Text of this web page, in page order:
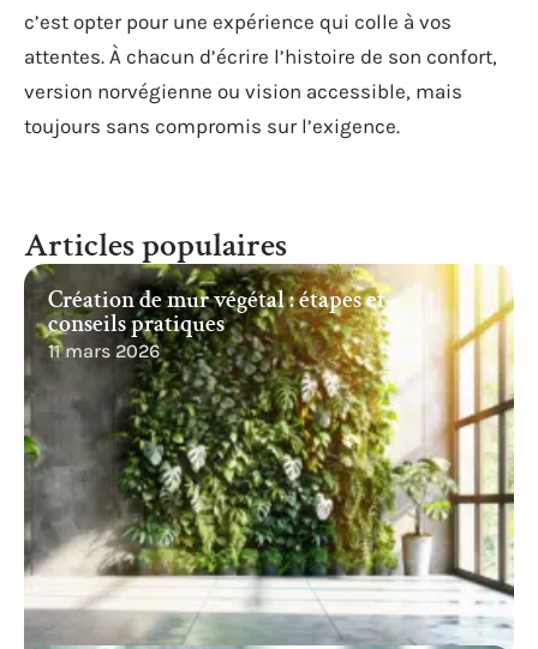
c’est opter pour une expérience qui colle à vos
attentes. À chacun d’écrire l’histoire de son confort,
version norvégienne ou vision accessible, mais
toujours sans compromis sur l’exigence.
Articles populaires
Création de mur végétal : étapes et
conseils pratiques
11 mars 2026